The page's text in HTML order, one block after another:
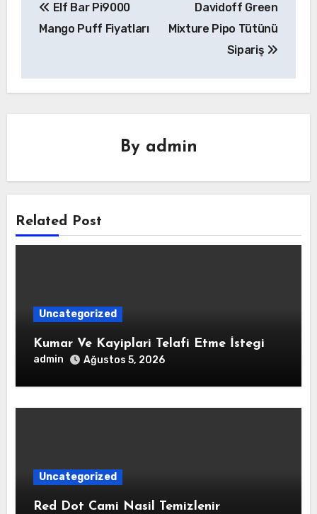
gezinmesi
Elf Bar Pi9000
Mango Puff Fiyatları
Davidoff Green
Mixture Pipo Tütünü
Sipariş
By admin
Related Post
Uncategorized
Kumar Ve Kayiplari Telafi Etme İstegi
admin Ağustos 5, 2026
Uncategorized
Red Dot Cami Nasil Temizlenir